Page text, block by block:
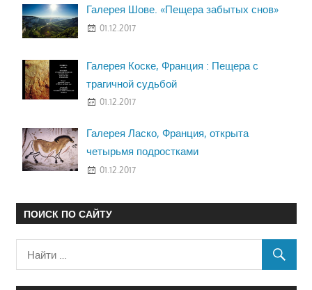
Галерея Шове. «Пещера забытых снов»
01.12.2017
Галерея Коске, Франция : Пещера с
трагичной судьбой
01.12.2017
Галерея Ласко, Франция, открыта
четырьмя подростками
01.12.2017
ПОИСК ПО САЙТУ